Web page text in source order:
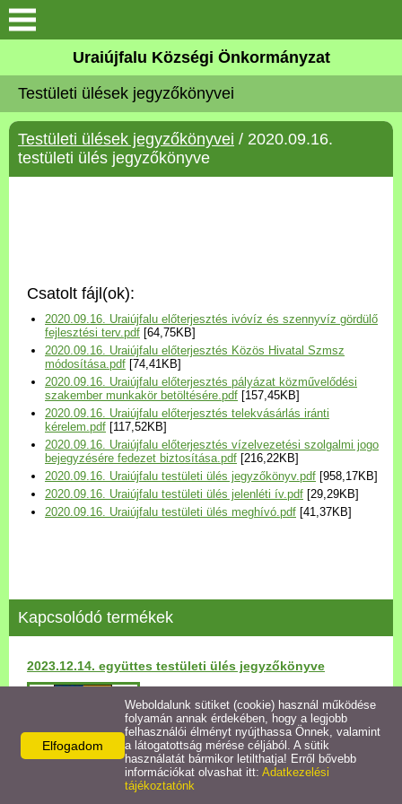
Köszöntő
Elérhetőségek
Uraiújfalu
Választási információk
Versenyképes Járások
Program
Települési Arculati
Kézikönyv
Hírek
Egyéb intézmények
Egyéb szolgáltatások
Egészségügyi ellátás
Uraiújfalu Sportegyesület
Uraiújfalu Községi Önkormányzat
Testületi ülések jegyzőkönyvei
Testületi ülések jegyzőkönyvei / 2020.09.16.
testületi ülés jegyzőkönyve
Csatolt fájl(ok):
2020.09.16. Uraiújfalu előterjesztés ivóvíz és szennyvíz gördülő
fejlesztési terv.pdf [64,75KB]
2020.09.16. Uraiújfalu előterjesztés Közös Hivatal Szmsz
módosítása.pdf [74,41KB]
2020.09.16. Uraiújfalu előterjesztés pályázat közművelődési
szakember munkakör betöltésére.pdf [157,45KB]
2020.09.16. Uraiújfalu előterjesztés telekvásárlás iránti
kérelem.pdf [117,52KB]
2020.09.16. Uraiújfalu előterjesztés vízelvezetési szolgalmi jogo
bejegyzésére fedezet biztosítása.pdf [216,22KB]
2020.09.16. Uraiújfalu testületi ülés jegyzőkönyv.pdf [958,17KB]
2020.09.16. Uraiújfalu testületi ülés jelenléti ív.pdf [29,29KB]
2020.09.16. Uraiújfalu testületi ülés meghívó.pdf [41,37KB]
Kapcsolódó termékek
2023.12.14. együttes testületi ülés jegyzőkönyve
Részletek
Elfogadom
Weboldalunk sütiket (cookie) használ működése
folyamán annak érdekében, hogy a legjobb
felhasználói élményt nyújthassa Önnek, valamint
a látogatottság mérése céljából. A sütik
használatát bármikor letilthatja! Erről bővebb
információkat olvashat itt: Adatkezelési
tájékoztatónk